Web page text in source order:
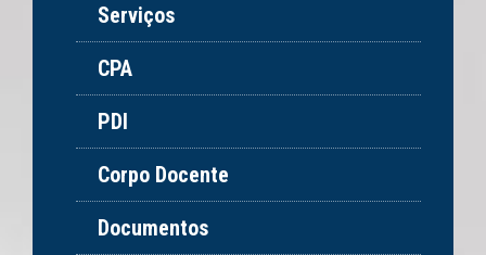
Serviços
CPA
PDI
Corpo Docente
Documentos